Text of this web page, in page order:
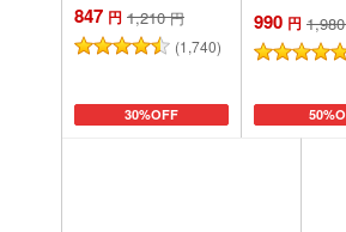
847 円 1,210 円
(1,740)
30%OFF
カートに追加
990 円 1,980
カー